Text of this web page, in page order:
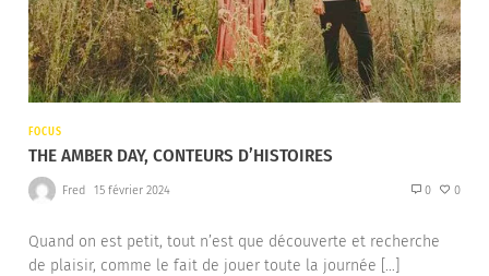
FOCUS
THE AMBER DAY, CONTEURS D’HISTOIRES
Fred 15 février 2024 0 0
Quand on est petit, tout n’est que découverte et recherche
de plaisir, comme le fait de jouer toute la journée […]